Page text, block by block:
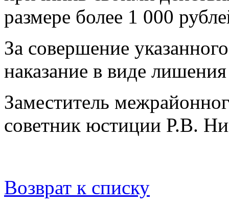
размере более 1 000
За совершение
наказание в виде
Заместитель
советник юстиции Р.В.
Возврат к списку